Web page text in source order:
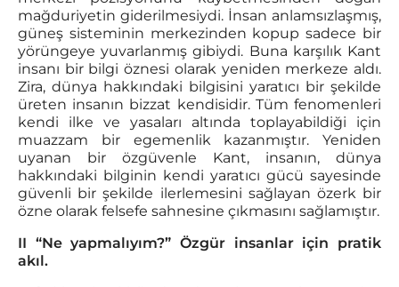
mağduriyetin giderilmesiydi. İnsan anlamsızlaşmış,
güneş sisteminin merkezinden kopup sadece bir
yörüngeye yuvarlanmış gibiydi. Buna karşılık Kant
insanı bir bilgi öznesi olarak yeniden merkeze aldı.
Zira, dünya hakkındaki bilgisini yaratıcı bir şekilde
üreten insanın bizzat kendisidir. Tüm fenomenleri
kendi ilke ve yasaları altında toplayabildiği için
muazzam bir egemenlik kazanmıştır. Yeniden
uyanan bir özgüvenle Kant, insanın, dünya
hakkındaki bilginin kendi yaratıcı gücü sayesinde
güvenli bir şekilde ilerlemesini sağlayan özerk bir
özne olarak felsefe sahnesine çıkmasını sağlamıştır.
II “Ne yapmalıyım?” Özgür insanlar için pratik
akıl.